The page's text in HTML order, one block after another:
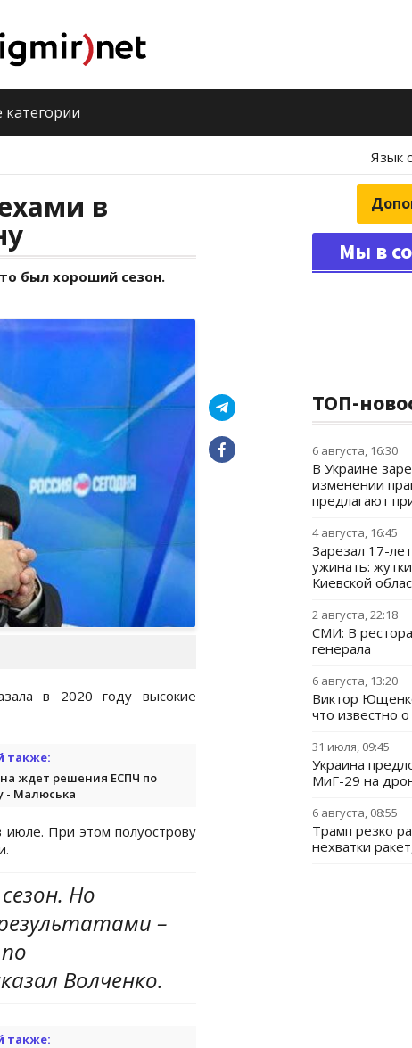
категории
Язык
в
был хороший сезон.
в 2020 году высокие
также:
ждет решения ЕСПЧ по
- Малюська
При этом полуострову
Но
–
Волченко.
также:
Мы в
ТОП-
6 августа, 16:30
В Украине
изменении
предлагают
4 августа, 16:45
Зарезал 17-
ужинать:
Киевской
2 августа, 22:18
СМИ: В
генерала
6 августа, 13:20
Виктор
что известно
31 июля, 09:45
Украина
МиГ-29 на
6 августа, 08:55
Трамп резко
нехватки